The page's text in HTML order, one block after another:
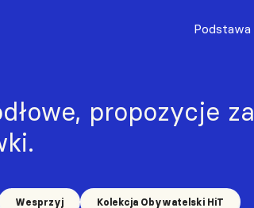
propozycje
Wesprzyj Kolekcja Obywatelski HiT